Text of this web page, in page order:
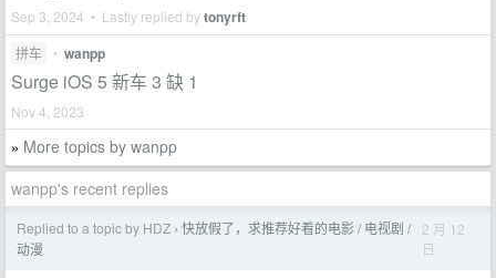
Sep 3, 2024 • Lastly replied bytonyrft
拼车 • wanpp
Surge iOS 5 新车 3 缺 1
Nov 4, 2023
» More topics by wanpp
wanpp's recent replies
Replied to a topic by HDZ › 快放假了，求推荐好看的电影 / 电视剧 /
动漫
2 月 12
日